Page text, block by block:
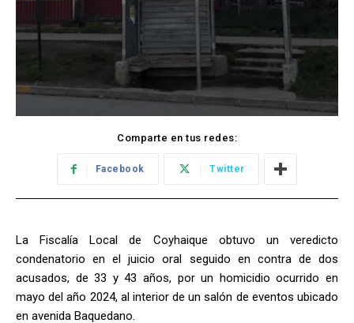
Comparte en tus redes:
Facebook Twitter
La Fiscalía Local de Coyhaique obtuvo un veredicto
condenatorio en el juicio oral seguido en contra de dos
acusados, de 33 y 43 años, por un homicidio ocurrido en
mayo del año 2024, al interior de un salón de eventos ubicado
en avenida Baquedano.